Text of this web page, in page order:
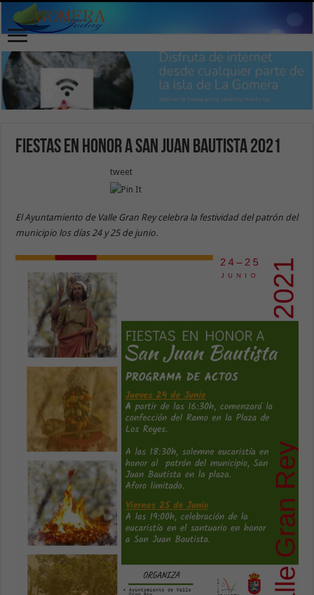
Fiestas en Honor a San Juan Bautista 2021
tweet
El Ayuntamiento de Valle Gran Rey celebra la festividad del patrón del
municipio los días 24 y 25 de junio.